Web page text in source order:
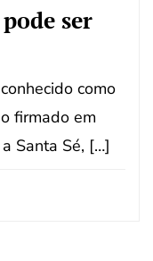
ser
como
firmado em
Santa Sé, […]